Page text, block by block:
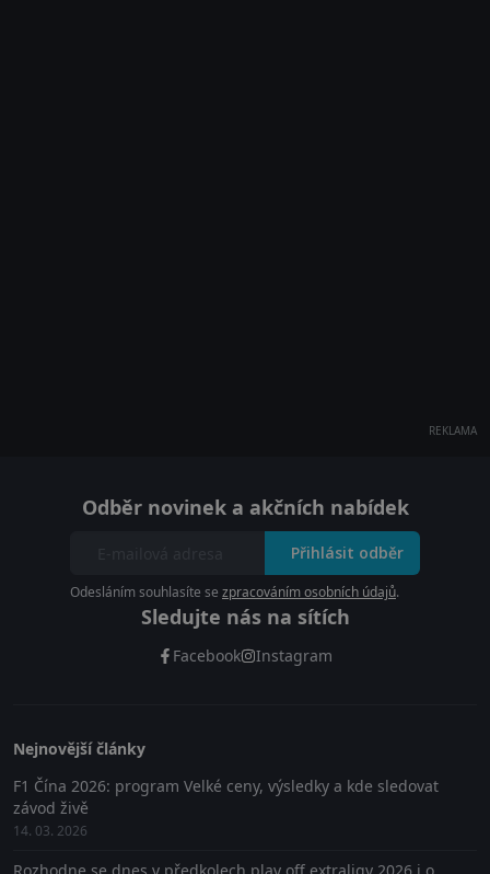
REKLAMA
Odběr novinek a akčních nabídek
Přihlásit odběr
Odesláním souhlasíte se zpracováním osobních údajů.
Sledujte nás na sítích
Facebook Instagram
Nejnovější články
F1 Čína 2026: program Velké ceny, výsledky a kde sledovat
závod živě
14. 03. 2026